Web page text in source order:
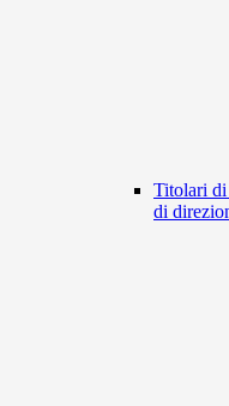
Titolari
di